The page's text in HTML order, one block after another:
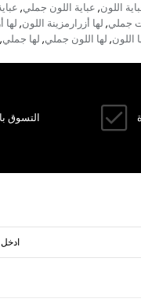
اللون, عباية اللون جملي,
جملي, لها أزرارمزينة اللون, لها
اللون, لها اللون جملي, لها جملي,
التسوق